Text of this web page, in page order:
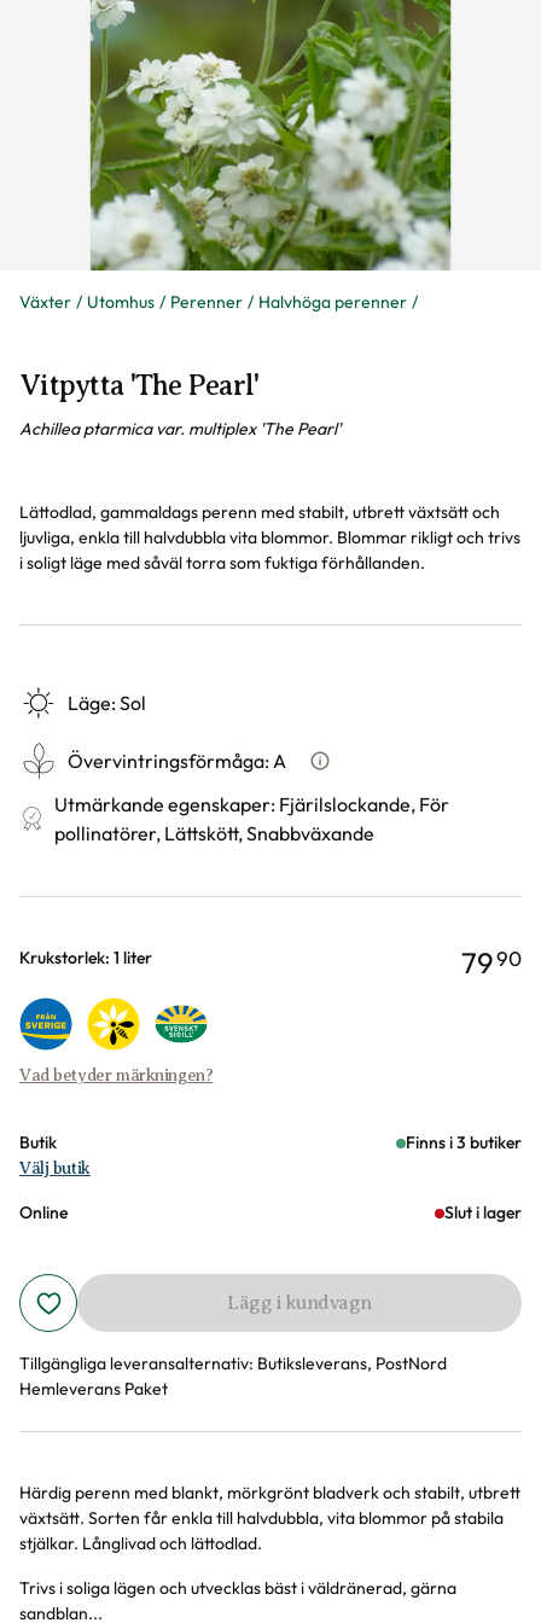
Växter Utomhus Perenner Halvhöga perenner
Vitpytta 'The Pearl'
Achillea ptarmica var. multiplex 'The Pearl'
Lättodlad, gammaldags perenn med stabilt, utbrett växtsätt och
ljuvliga, enkla till halvdubbla vita blommor. Blommar rikligt och trivs
i soligt läge med såväl torra som fuktiga förhållanden.
Läge:Sol
Övervintringsförmåga:A Vad betyder
Utmärkande egenskaper: Fjärilslockande, För
pollinatörer, Lättskött, Snabbväxande
Varianter
Krukstorlek: 1 liter
Vad betyder märkningen?
7990
Butik Finns i 3 butiker
Välj butik
Online Slut i lager
Lägg i kundvagn
Tillgängliga leveransalternativ: Butiksleverans, PostNord
Hemleverans Paket
Produktinformation
Härdig perenn med blankt, mörkgrönt bladverk och stabilt, utbrett
växtsätt. Sorten får enkla till halvdubbla, vita blommor på stabila
stjälkar. Långlivad och lättodlad.
Trivs i soliga lägen och utvecklas bäst i väldränerad, gärna
sandblan...